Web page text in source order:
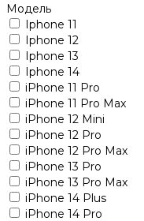
Модель
Iphone 11
Iphone 12
Iphone 13
Iphone 14
iPhone 11 Pro
iPhone 11 Pro Max
iPhone 12 Mini
iPhone 12 Pro
iPhone 12 Pro Max
iPhone 13 Pro
iPhone 13 Pro Max
iPhone 14 Plus
iPhone 14 Pro